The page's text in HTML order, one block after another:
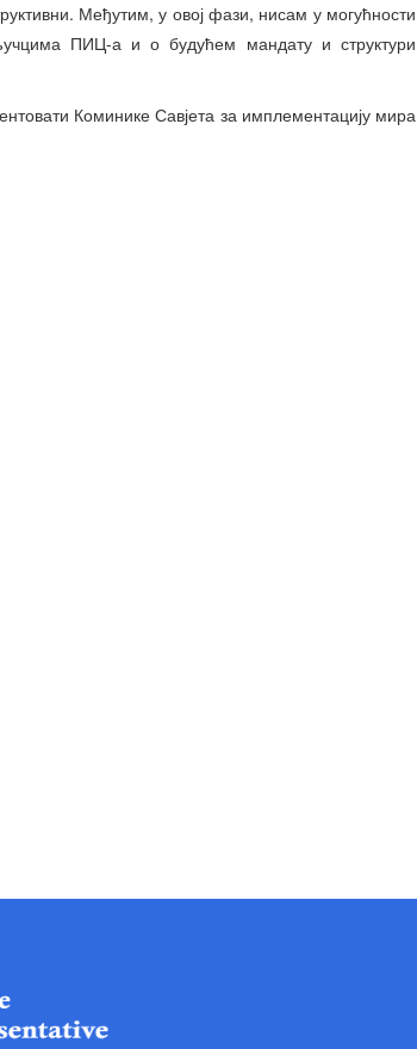
Међутим, у овој фази, нисам у могућности
ПИЦ-а и о будућем мандату и структури
Коминике Савјета за имплементацију мира